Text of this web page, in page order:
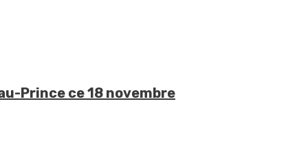
Prince ce 18 novembre